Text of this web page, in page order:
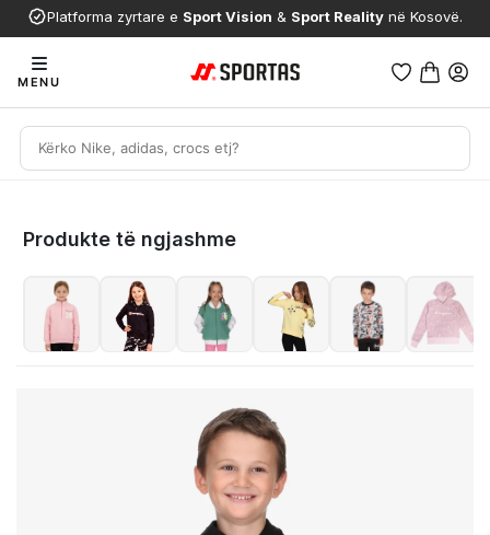
Platforma zyrtare e Sport Vision & Sport Reality në Kosovë.
MENU
Produkte të ngjashme